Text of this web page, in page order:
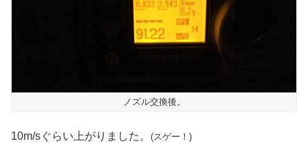
ノズル交換後。
10m/sぐらい上がりました。 (スゲー！)